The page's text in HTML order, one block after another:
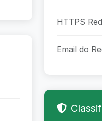
HTTPS
Email do